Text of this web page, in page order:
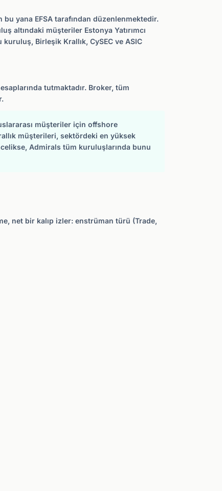
yana EFSA tarafından düzenlenmektedir.
altındaki müşteriler Estonya Yatırımcı
Birleşik Krallık, CySEC ve ASIC
tutmaktadır. Broker, tüm
müşteriler için offshore
müşterileri, sektördeki en yüksek
Admirals tüm kuruluşlarında bunu
net bir kalıp izler: enstrüman türü (Trade,